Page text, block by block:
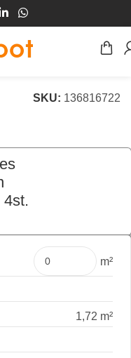
SKU: 136816722
€77,00 per pak
m²
1,72 m²